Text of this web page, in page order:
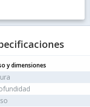
y dimensiones